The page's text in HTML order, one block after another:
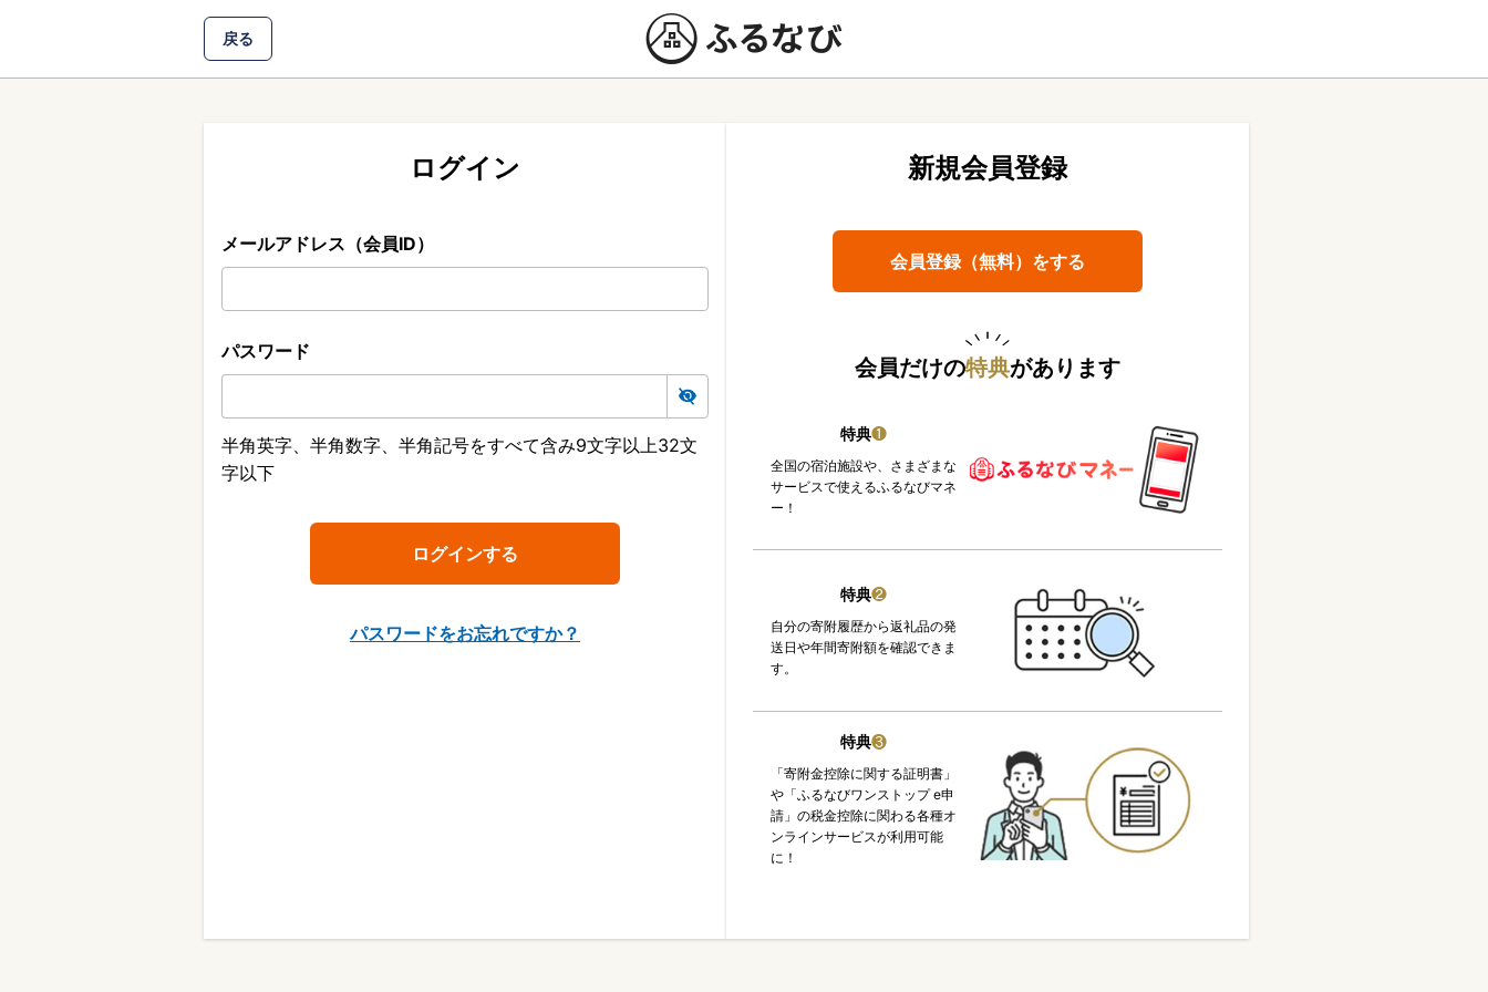
戻る
ログイン
メールアドレス（会員ID）
パスワード
半角英字、半角数字、半角記号をすべて含み9文字以上32文
字以下
パスワードをお忘れですか？
新規会員登録
会員登録（無料）をする
会員だけの特典があります
特典❶
全国の宿泊施設や、さまざまな
サービスで使えるふるなびマネ
ー！
特典❷
自分の寄附履歴から返礼品の発
送日や年間寄附額を確認できま
す。
特典❸
「寄附金控除に関する証明書」
や「ふるなびワンストップ e申
請」の税金控除に関わる各種オ
ンラインサービスが利用可能
に！